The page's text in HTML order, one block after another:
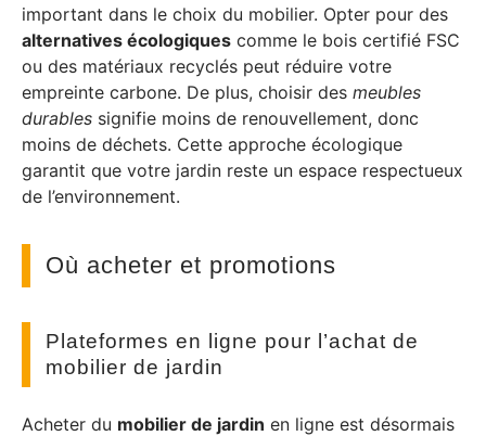
important dans le choix du mobilier. Opter pour des
alternatives écologiques comme le bois certifié FSC
ou des matériaux recyclés peut réduire votre
empreinte carbone. De plus, choisir des meubles
durables signifie moins de renouvellement, donc
moins de déchets. Cette approche écologique
garantit que votre jardin reste un espace respectueux
de l’environnement.
Où acheter et promotions
Plateformes en ligne pour l’achat de
mobilier de jardin
Acheter du mobilier de jardin en ligne est désormais